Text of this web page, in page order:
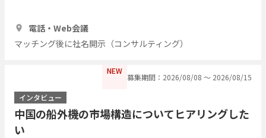
電話・Web会議
マッチング後に社名開示（コンサルティング）
NEW
募集期間：2026/08/08 〜 2026/08/15
インタビュー
中国の船外機の市場構造についてヒアリングした
い